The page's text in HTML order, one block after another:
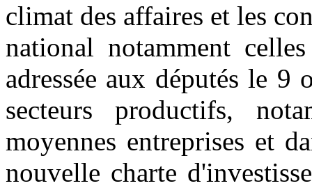
climat des affaires et les
national notamment
adressée aux députés le
secteurs productifs,
moyennes entreprises et
nouvelle charte